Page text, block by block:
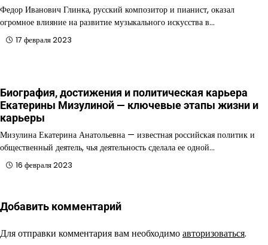
Федор Иванович Глинка, русский композитор и пианист, оказал
огромное влияние на развитие музыкального искусства в…
17 февраля 2023
Биография, достижения и политическая карьера
Екатерины Мизулиной — ключевые этапы жизни и
карьеры
Мизулина Екатерина Анатольевна — известная российская политик и
общественный деятель, чья деятельность сделала ее одной…
16 февраля 2023
Добавить комментарий
Для отправки комментария вам необходимоавторизоваться.